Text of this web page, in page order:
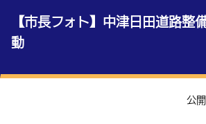
総合メニュー
くらしの情報
届出・登録・証明 保険・年
健康・予
事業者の方へ
産業・雇
【市長フォト】中津日田道路整
動
公